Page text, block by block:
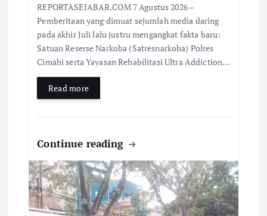
REPORTASEJABAR.COM 7 Agustus 2026 –
Pemberitaan yang dimuat sejumlah media daring
pada akhir Juli lalu justru mengangkat fakta baru:
Satuan Reserse Narkoba (Satresnarkoba) Polres
Cimahi serta Yayasan Rehabilitasi Ultra Addiction…
Read more
Continue reading